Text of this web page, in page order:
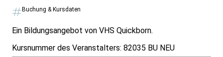
Buchung & Kursdaten
Ein Bildungsangebot von VHS Quickborn.
Kursnummer des Veranstalters: 82035 BU NEU